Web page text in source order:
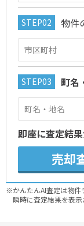
物件
町名
即座に査定結
売却
※かんたんAI査定は物件
瞬時に査定結果を表示